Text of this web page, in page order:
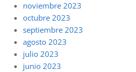
noviembre 2023
octubre 2023
septiembre 2023
agosto 2023
julio 2023
junio 2023